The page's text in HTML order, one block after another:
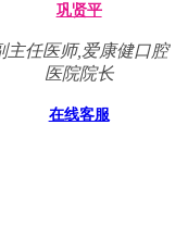
巩贤平
主任医师,爱康健口腔
医院院长
在线客服